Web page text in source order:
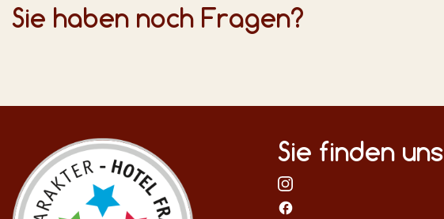
Sie haben noch Fragen?
Sie finden uns